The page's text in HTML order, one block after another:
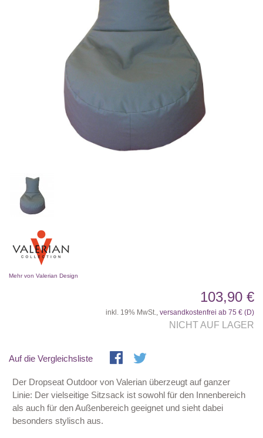
Mehr von Valerian Design
103,90 €
inkl. 19% MwSt., versandkostenfrei ab 75 € (D)
NICHT AUF LAGER
Auf die Vergleichsliste
Der Dropseat Outdoor von Valerian überzeugt auf ganzer
Linie: Der vielseitige Sitzsack ist sowohl für den Innenbereich
als auch für den Außenbereich geeignet und sieht dabei
besonders stylisch aus.